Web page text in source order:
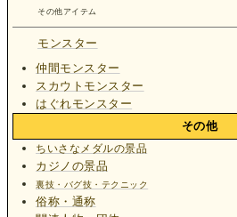
その他アイテム
モンスター
仲間モンスター
スカウトモンスター
はぐれモンスター
その他
ちいさなメダルの景品
カジノの景品
裏技・バグ技・テクニック
俗称・通称